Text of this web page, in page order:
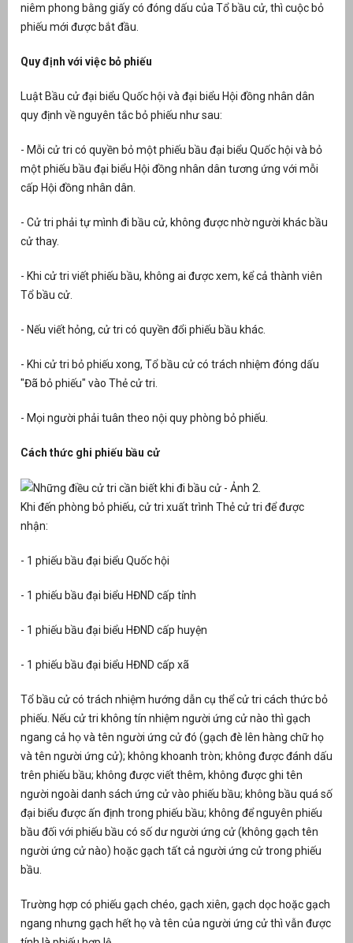
niêm phong bằng giấy có đóng dấu của Tổ bầu cử, thì cuộc bỏ
phiếu mới được bắt đầu.
Quy định với việc bỏ phiếu
Luật Bầu cử đại biểu Quốc hội và đại biểu Hội đồng nhân dân
quy định về nguyên tắc bỏ phiếu như sau:
- Mỗi cử tri có quyền bỏ một phiếu bầu đại biểu Quốc hội và bỏ
một phiếu bầu đại biểu Hội đồng nhân dân tương ứng với mỗi
cấp Hội đồng nhân dân.
- Cử tri phải tự mình đi bầu cử, không được nhờ người khác bầu
cử thay.
- Khi cử tri viết phiếu bầu, không ai được xem, kể cả thành viên
Tổ bầu cử.
- Nếu viết hỏng, cử tri có quyền đổi phiếu bầu khác.
- Khi cử tri bỏ phiếu xong, Tổ bầu cử có trách nhiệm đóng dấu
"Đã bỏ phiếu" vào Thẻ cử tri.
- Mọi người phải tuân theo nội quy phòng bỏ phiếu.
Cách thức ghi phiếu bầu cử
Khi đến phòng bỏ phiếu, cử tri xuất trình Thẻ cử tri để được
nhận:
- 1 phiếu bầu đại biểu Quốc hội
- 1 phiếu bầu đại biểu HĐND cấp tỉnh
- 1 phiếu bầu đại biểu HĐND cấp huyện
- 1 phiếu bầu đại biểu HĐND cấp xã
Tổ bầu cử có trách nhiệm hướng dẫn cụ thể cử tri cách thức bỏ
phiếu. Nếu cử tri không tín nhiệm người ứng cử nào thì gạch
ngang cả họ và tên người ứng cử đó (gạch đè lên hàng chữ họ
và tên người ứng cử); không khoanh tròn; không được đánh dấu
trên phiếu bầu; không được viết thêm, không được ghi tên
người ngoài danh sách ứng cử vào phiếu bầu; không bầu quá số
đại biểu được ấn định trong phiếu bầu; không để nguyên phiếu
bầu đối với phiếu bầu có số dư người ứng cử (không gạch tên
người ứng cử nào) hoặc gạch tất cả người ứng cử trong phiếu
bầu.
Trường hợp có phiếu gạch chéo, gạch xiên, gạch dọc hoặc gạch
ngang nhưng gạch hết họ và tên của người ứng cử thì vẫn được